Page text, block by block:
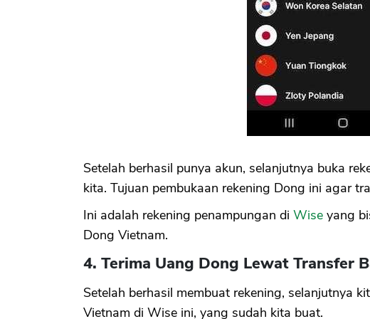
Setelah berhasil punya akun, selanjutnya buka
kita. Tujuan pembukaan rekening Dong ini agar
Ini adalah rekening penampungan di Wise yang
Dong Vietnam.
4. Terima Uang Dong Lewat Transfer
Setelah berhasil membuat rekening, selanjutnya
Vietnam di Wise ini, yang sudah kita buat.